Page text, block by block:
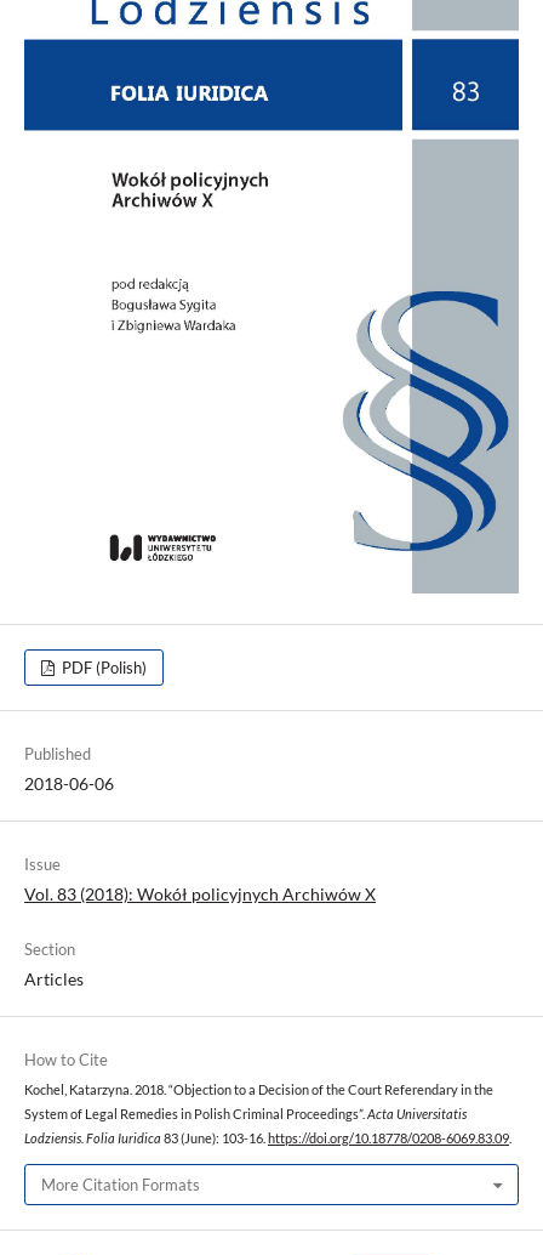
PDF (Polish)
Published
2018-06-06
Issue
Vol. 83 (2018): Wokół policyjnych Archiwów X
Section
Articles
How to Cite
Kochel, Katarzyna. 2018. “Objection to a Decision of the Court Referendary in the
System of Legal Remedies in Polish Criminal Proceedings”.Acta Universitatis
Lodziensis. Folia Iuridica 83 (June): 103-16. https://doi.org/10.18778/0208-6069.83.09.
More Citation Formats